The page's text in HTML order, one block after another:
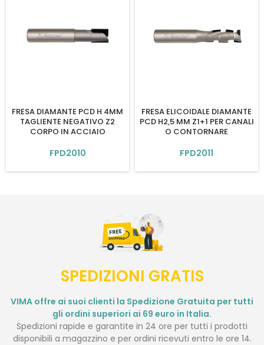
FRESA DIAMANTE PCD H 4MM
TAGLIENTE NEGATIVO Z2
CORPO IN ACCIAIO
FPD2010
FRESA ELICOIDALE DIAMANTE
PCD H2,5 MM Z1+1 PER CANALI
O CONTORNARE
FPD2011
SPEDIZIONI GRATIS
VIMA offre ai suoi clienti la Spedizione Gratuita per tutti
gli ordini superiori ai 69 euro in Italia.
Spedizioni rapide e garantite in 24 ore per tutti i prodotti
disponibili a magazzino e per ordini ricevuti entro le ore 14.